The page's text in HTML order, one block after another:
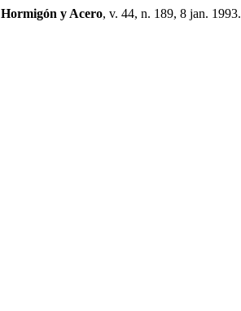
Hormigón y Acero, v. 44, n. 189, 8 jan. 1993.